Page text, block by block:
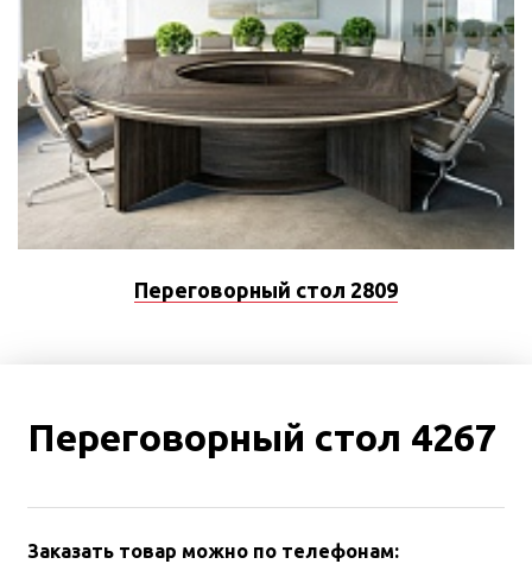
Переговорный стол 2809
Переговорный стол 4267
Заказать товар можно по телефонам: